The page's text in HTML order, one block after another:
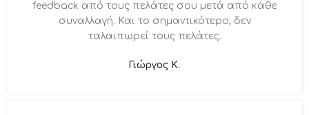
feedback από τους πελάτες σου μετά από κάθε
συναλλαγή. Και το σημαντικότερο, δεν
ταλαιπωρεί τους πελάτες.
Γιώργος Κ.